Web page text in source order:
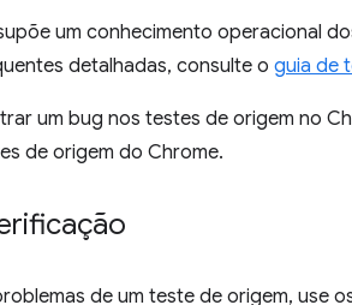
um conhecimento operacional
detalhadas, consulte o guia de
um bug nos testes de origem no
de origem do Chrome.
de um teste de origem, use